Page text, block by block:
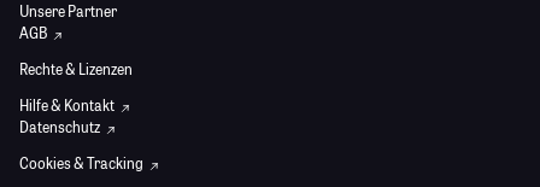
Unsere Partner
AGB
Rechte & Lizenzen
Hilfe & Kontakt
Datenschutz
Cookies & Tracking